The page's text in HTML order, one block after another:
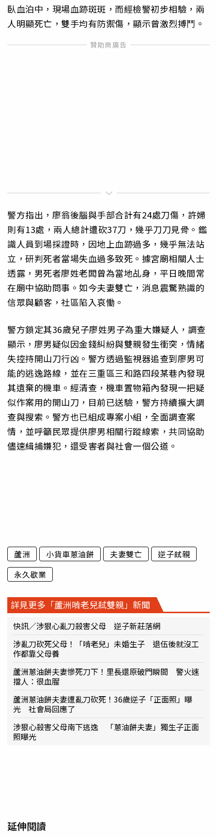
臥血泊中，現場血跡斑斑，而經檢警初步相驗，兩
人明顯死亡，雙手均有防禦傷，顯示曾激烈搏鬥。
警方指出，廖翁後腦與手部合計有24處刀傷，許婦
則有13處，兩人總計遭砍37刀，幾乎刀刀見骨。鑑
識人員到場採證時，因地上血跡過多，幾乎無法站
立，研判死者當場失血過多致死。據宮廟相關人士
透露，男死者廖姓老闆曾為當地乩身，平日晚間常
在廟中協助問事。如今夫妻雙亡，消息震驚熟識的
信眾與顧客，社區陷入哀慟。
警方鎖定其36歲兒子廖姓男子為重大嫌疑人，調查
顯示，廖男疑似因金錢糾紛與雙親發生衝突，情緒
失控持開山刀行凶。警方透過監視器追查到廖男可
能的逃逸路線，並在三重區三和路四段某巷內發現
其遺棄的機車。經清查，機車置物箱內發現一把疑
似作案用的開山刀，目前已送驗，警方持續擴大調
查與搜索。警方也已組成專案小組，全面調查案
情，並呼籲民眾提供廖男相關行蹤線索，共同協助
儘速緝捕嫌犯，還受害者與社會一個公道。
蘆洲 小貨車蔥油餅 夫妻雙亡
逆子弒親
永久歇業
詳見更多「蘆洲啃老兒弒雙親」新聞
快訊／涉狠心亂刀殺害父母 逆子新莊落網
涉亂刀砍死父母！「啃老兒」未婚生子 退伍後就沒工
作都靠父母養
蘆洲蔥油餅夫妻慘死刀下！里長還原破門瞬間 警火速
擋人：很血腥
蘆洲蔥油餅夫妻遭亂刀砍死！36歲逆子「正面照」曝
光 社會局回應了
涉狠心殺害父母南下逃逸 「蔥油餅夫妻」獨生子正面
照曝光
延伸閱讀